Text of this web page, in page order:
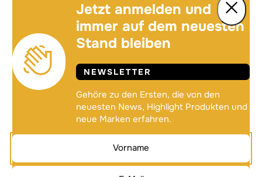
Jetzt anmelden und
immer auf dem neuesten
Stand bleiben
NEWSLETTER
Gehöre zu den Ersten, die von den
neuesten News, Highlight Produkten und
neue Marken erfahren.